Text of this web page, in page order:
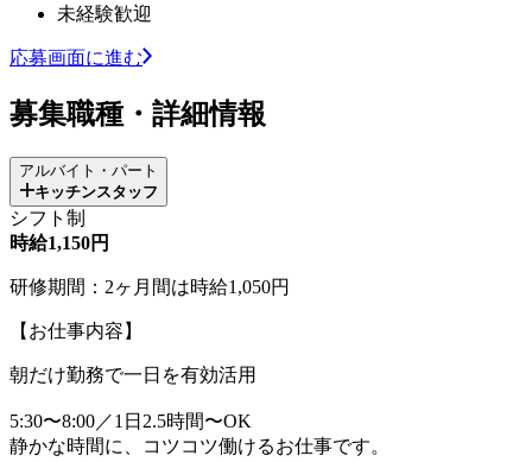
未経験歓迎
応募画面に進む
募集職種・詳細情報
アルバイト・パート
キッチンスタッフ
シフト制
時給1,150円
研修期間：2ヶ月間は時給1,050円
【お仕事内容】
朝だけ勤務で一日を有効活用
5:30〜8:00／1日2.5時間〜OK
静かな時間に、コツコツ働けるお仕事です。